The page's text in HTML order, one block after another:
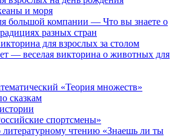
и моря
большой компании — Что вы знаете о
разных стран
для взрослых за столом
— веселая викторина о животных для
«Теория множеств»
сказкам
спортсмены»
литературному чтению «Знаешь ли ты